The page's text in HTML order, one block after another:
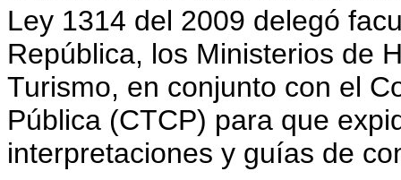
Ley 1314 del 2009 delegó
República, los Ministerios de
Turismo, en conjunto con el
Pública (CTCP) para que
interpretaciones y guías de